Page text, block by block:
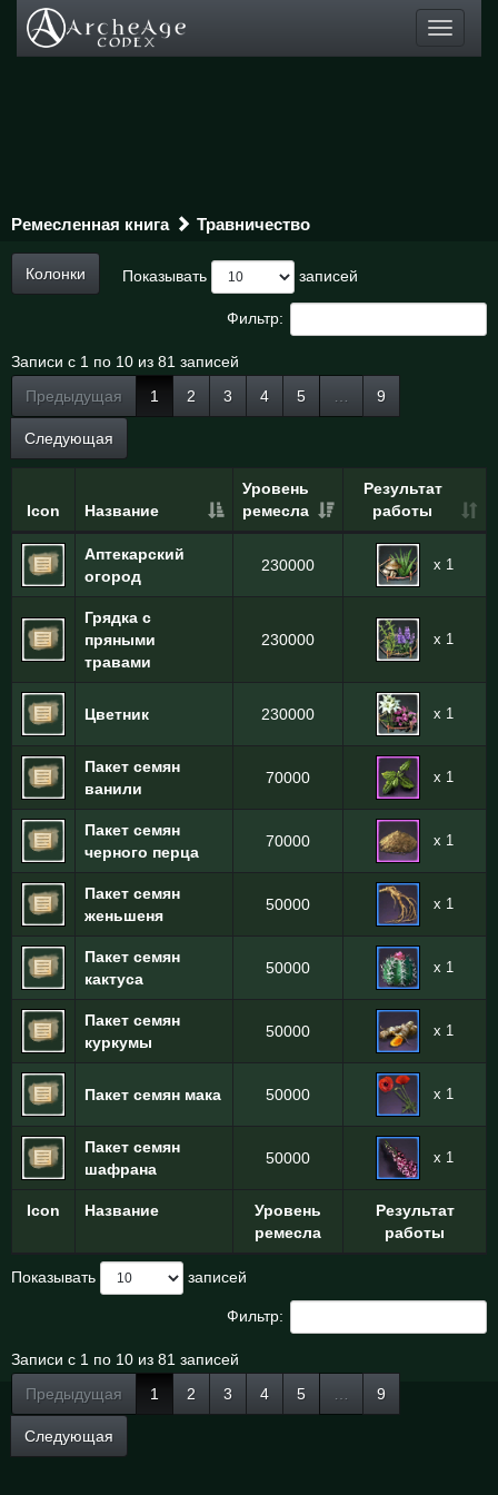
Toggle
Ремесленная книга Травничество
Колонки Показывать записей
Фильтр:
Записи с 1 по 10 из 81 записей
Предыдущая
1 2 3 4 5 9
Следующая
Icon Название
Уровень
ремесла
Результат
работы
Icon Название
Уровень
ремесла
Результат
работы
Аптекарский
огород
230000 x 1
Грядка с
пряными
травами
230000 x 1
Цветник 230000 x 1
Пакет семян
ванили
70000 x 1
Пакет семян
черного перца
70000 x 1
Пакет семян
женьшеня
50000 x 1
Пакет семян
кактуса
50000 x 1
Пакет семян
куркумы
50000 x 1
Пакет семян мака 50000 x 1
Пакет семян
шафрана
50000 x 1
Показывать записей
Фильтр:
Записи с 1 по 10 из 81 записей
Предыдущая
1 2 3 4 5 9
Следующая